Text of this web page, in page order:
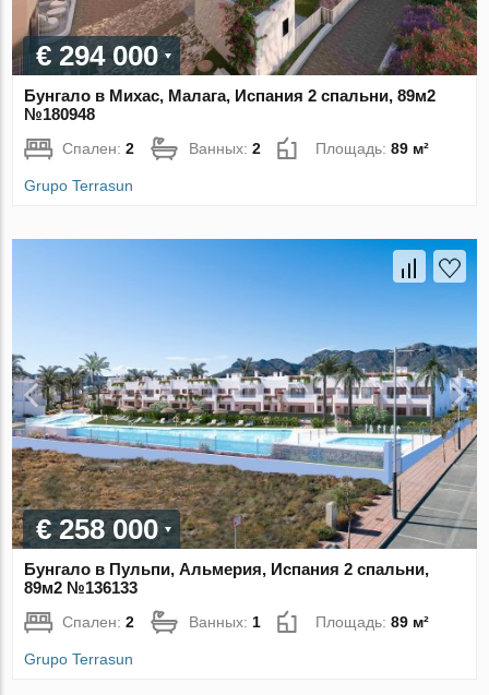
€ 294 000
Бунгало в Михас, Малага, Испания 2 спальни, 89м2
№180948
Спален:2 Ванных:2 Площадь:89 м²
Grupo Terrasun
€ 258 000
Бунгало в Пульпи, Альмерия, Испания 2 спальни,
89м2 №136133
Спален:2 Ванных: 1 Площадь:89 м²
Grupo Terrasun